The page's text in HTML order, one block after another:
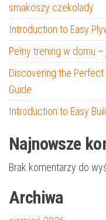
smakoszy czekolady
Introduction to Easy
Pełny trening w domu
Discovering the Perfect
Guide
Introduction to Easy
Najnowsze
Brak komentarzy do
Archiwa